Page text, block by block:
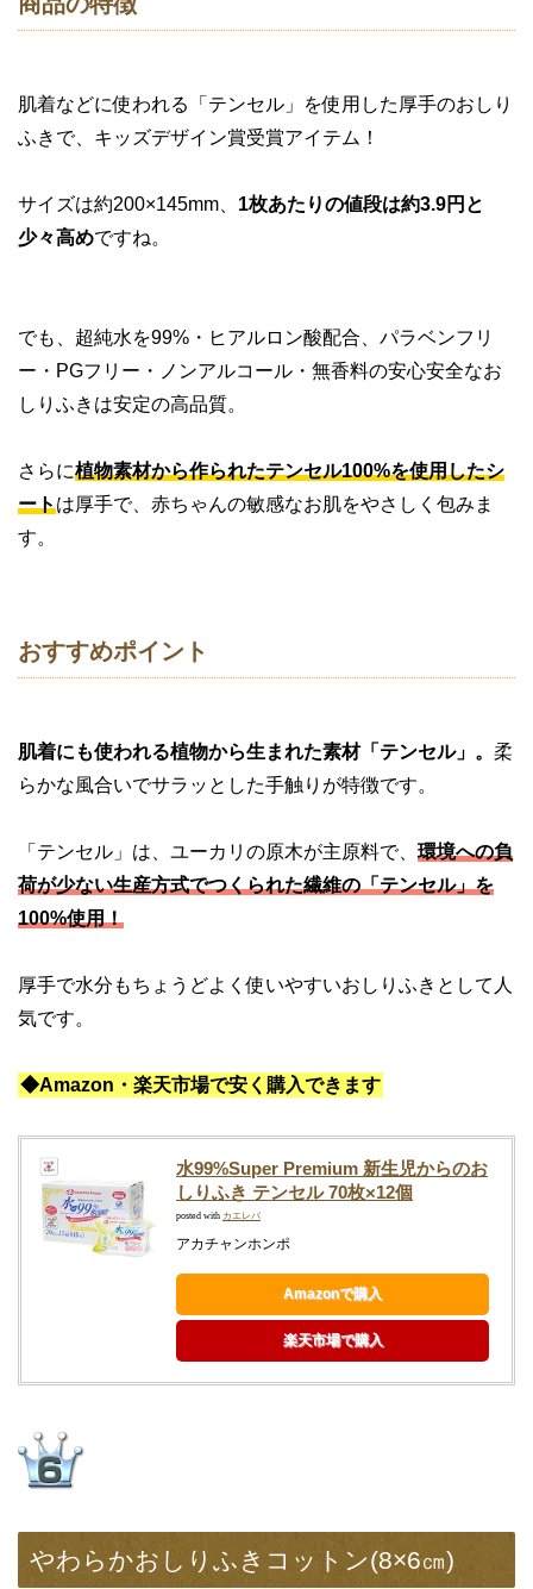
肌着などに使われる「テンセル」を使用した厚手のおしり
ふきで、キッズデザイン賞受賞アイテム！
サイズは約200×145mm、 1枚あたりの値段は約3.9円と
少々高めですね。
でも、超純水を99%・ヒアルロン酸配合、パラベンフリ
ー・PGフリー・ノンアルコール・無香料の安心安全なお
しりふきは安定の高品質。
さらに植物素材から作られたテンセル100%を使用したシ
ート は厚手で、赤ちゃんの敏感なお肌をやさしく包みま
す。
おすすめポイント
肌着にも使われる植物から生まれた素材「テンセル」。 柔
らかな風合いでサラッとした手触りが特徴です。
「テンセル」は、ユーカリの原木が主原料で、 環境への負
荷が少ない生産方式でつくられた繊維の「テンセル」を
100%使用！
厚手で水分もちょうどよく使いやすいおしりふきとして人
気です。
◆Amazon・楽天市場で安く購入できます
水99%Super Premium 新生児からのお
しりふき テンセル 70枚×12個
アカチャンホンポ
Amazonで購入
楽天市場で購入
やわらかおしりふきコットン(8×6㎝)